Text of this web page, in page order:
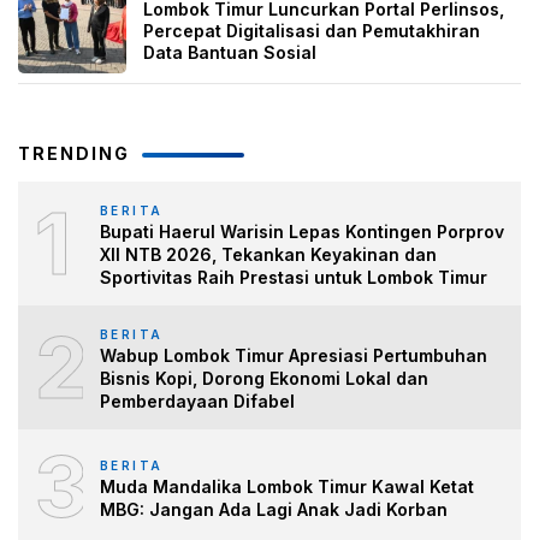
Lombok Timur Luncurkan Portal Perlinsos,
Percepat Digitalisasi dan Pemutakhiran
Data Bantuan Sosial
TRENDING
1 BERITA
Bupati Haerul Warisin Lepas Kontingen Porprov
XII NTB 2026, Tekankan Keyakinan dan
Sportivitas Raih Prestasi untuk Lombok Timur
2 BERITA
Wabup Lombok Timur Apresiasi Pertumbuhan
Bisnis Kopi, Dorong Ekonomi Lokal dan
Pemberdayaan Difabel
3 BERITA
Muda Mandalika Lombok Timur Kawal Ketat
MBG: Jangan Ada Lagi Anak Jadi Korban